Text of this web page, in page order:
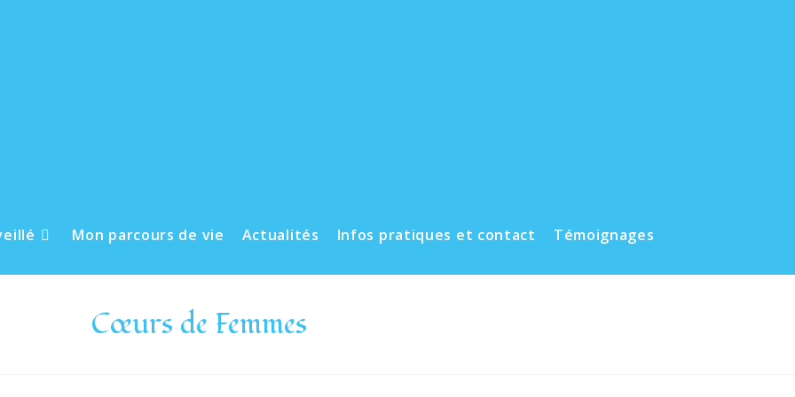
Mon parcours de vie Actualités Infos pratiques et contact Témoignages
Cœurs de Femmes